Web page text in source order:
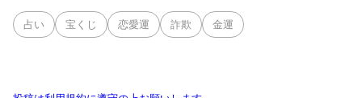
占い 宝くじ 恋愛運 詐欺 金運